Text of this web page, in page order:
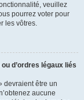
veuillez
pourrez voter pour
les vôtres.
d’ordres légaux liés
devraient être un
aucune